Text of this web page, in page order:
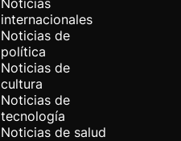
Noticias
internacionales
Noticias de
política
Noticias de
cultura
Noticias de
tecnología
Noticias de salud